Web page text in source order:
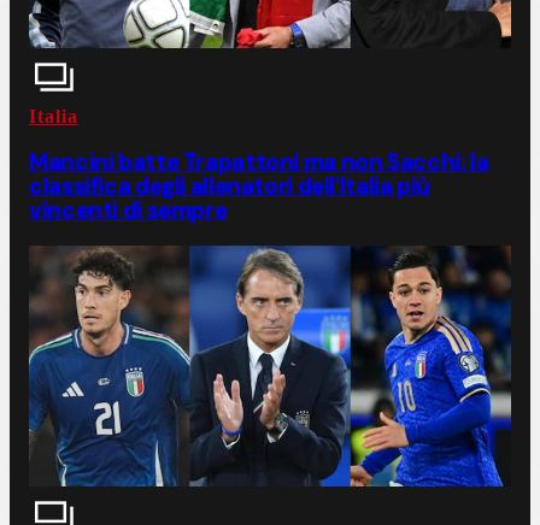
Italia
Mancini batte Trapattoni ma non Sacchi: la
classifica degli allenatori dell'Italia più
vincenti di sempre